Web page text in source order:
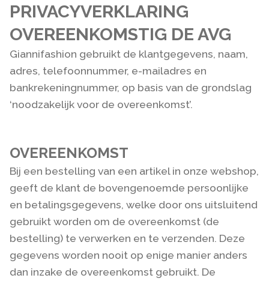
PRIVACYVERKLARING
OVEREENKOMSTIG DE AVG
Giannifashion gebruikt de klantgegevens, naam,
adres, telefoonnummer, e-mailadres en
bankrekeningnummer, op basis van de grondslag
‘noodzakelijk voor de overeenkomst’.
OVEREENKOMST
Bij een bestelling van een artikel in onze webshop,
geeft de klant de bovengenoemde persoonlijke
en betalingsgegevens, welke door ons uitsluitend
gebruikt worden om de overeenkomst (de
bestelling) te verwerken en te verzenden. Deze
gegevens worden nooit op enige manier anders
dan inzake de overeenkomst gebruikt. De